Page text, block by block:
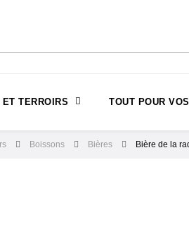
TERROIRS TOUT POUR
Boissons Bières Bière de la